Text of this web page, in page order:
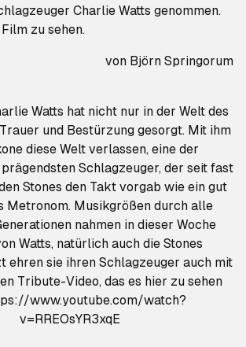
Charlie Watts genommen.
zu sehen.
von Björn Springorum
Watts hat nicht nur in der Welt des
Trauer und Bestürzung gesorgt. Mit ihm
diese Welt verlassen, eine der
Schlagzeuger, der seit fast
Stones den Takt vorgab wie ein gut
Metronom. Musikgrößen durch alle
nahmen in dieser Woche
Watts, natürlich auch die Stones
ehren sie ihren Schlagzeuger auch mit
Tribute-Video, das es hier zu sehen
v=RREOsYR3xqE